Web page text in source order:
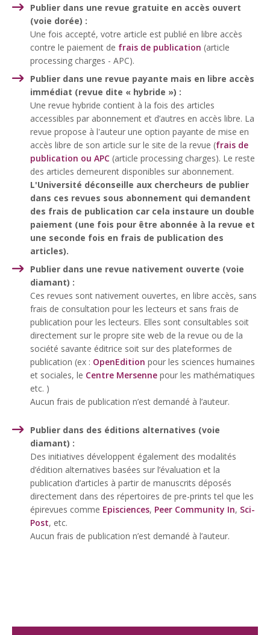
Publier dans une revue gratuite en accès ouvert
(voie dorée) :
Une fois accepté, votre article est publié en libre accès
contre le paiement de frais de publication (article
processing charges - APC).
Publier dans une revue payante mais en libre accès
immédiat (revue dite « hybride ») :
Une revue hybride contient à la fois des articles
accessibles par abonnement et d’autres en accès libre. La
revue propose à l'auteur une option payante de mise en
accès libre de son article sur le site de la revue (frais de
publication ou APC (article processing charges). Le reste
des articles demeurent disponibles sur abonnement.
L'Université déconseille aux chercheurs de publier
dans ces revues sous abonnement qui demandent
des frais de publication car cela instaure un double
paiement (une fois pour être abonnée à la revue et
une seconde fois en frais de publication des
articles).
Publier dans une revue nativement ouverte (voie
diamant) :
Ces revues sont nativement ouvertes, en libre accès, sans
frais de consultation pour les lecteurs et sans frais de
publication pour les lecteurs. Elles sont consultables soit
directement sur le propre site web de la revue ou de la
société savante éditrice soit sur des plateformes de
publication (ex : OpenEdition pour les sciences humaines
et sociales, le Centre Mersenne pour les mathématiques
etc. )
Aucun frais de publication n’est demandé à l’auteur.
Publier dans des éditions alternatives (voie
diamant) :
Des initiatives développent également des modalités
d’édition alternatives basées sur l’évaluation et la
publication d’articles à partir de manuscrits déposés
directement dans des répertoires de pre-prints tel que les
épirevues comme Episciences, Peer Community In, Sci-
Post, etc.
Aucun frais de publication n’est demandé à l’auteur.